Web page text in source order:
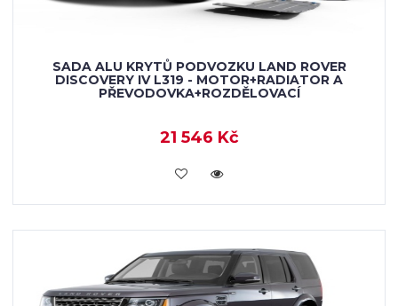
SADA ALU KRYTŮ PODVOZKU LAND ROVER
DISCOVERY IV L319 - MOTOR+RADIATOR A
PŘEVODOVKA+ROZDĚLOVACÍ
21 546 Kč
KOUPIT